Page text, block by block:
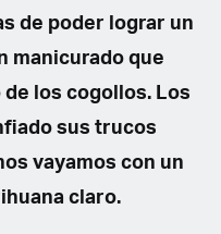
de poder lograr un
manicurado que
los cogollos. Los
sus trucos
vayamos con un
claro.